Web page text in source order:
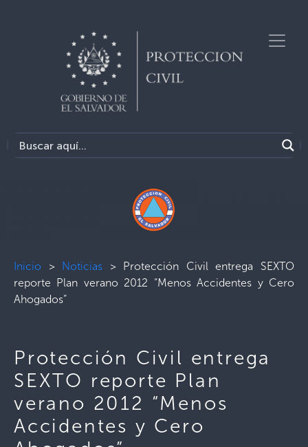
Inicio > Noticias > Protección Civil entrega SEXTO
reporte Plan verano 2012 “Menos Accidentes y Cero
Ahogados”
Protección Civil entrega
SEXTO reporte Plan
verano 2012 “Menos
Accidentes y Cero